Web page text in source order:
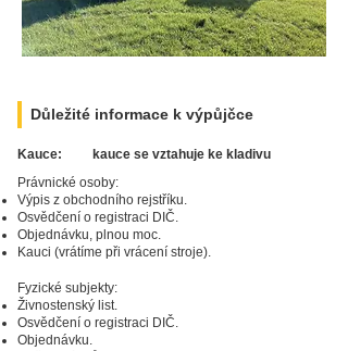
Zarezervujte si produkt ještě dnes!
Důležité informace k výpůjčce
Kauce:
kauce se vztahuje ke kladivu
Právnické osoby:
Výpis z obchodního rejstříku.
Osvědčení o registraci DIČ.
Objednávku, plnou moc.
Kauci (vrátíme při vrácení stroje).
Fyzické subjekty:
Živnostenský list.
Osvědčení o registraci DIČ.
Objednávku.